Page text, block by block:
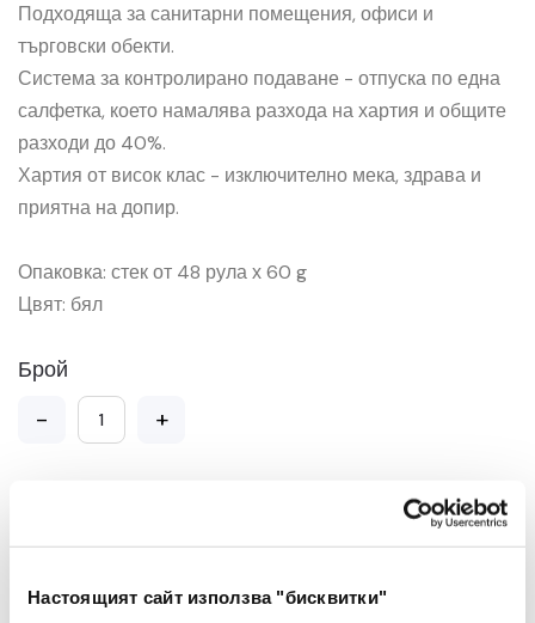
Настоящият сайт използва "бисквитки"
Подходяща за санитарни помещения, офиси и
търговски обекти.
Система за контролирано подаване - отпуска по една
салфетка, което намалява разхода на хартия и общите
разходи до 40%.
Хартия от висок клас - изключително мека, здрава и
приятна на допир.
Опаковка: стек от 48 рула х 60 g
Цвят: бял
Брой
- +